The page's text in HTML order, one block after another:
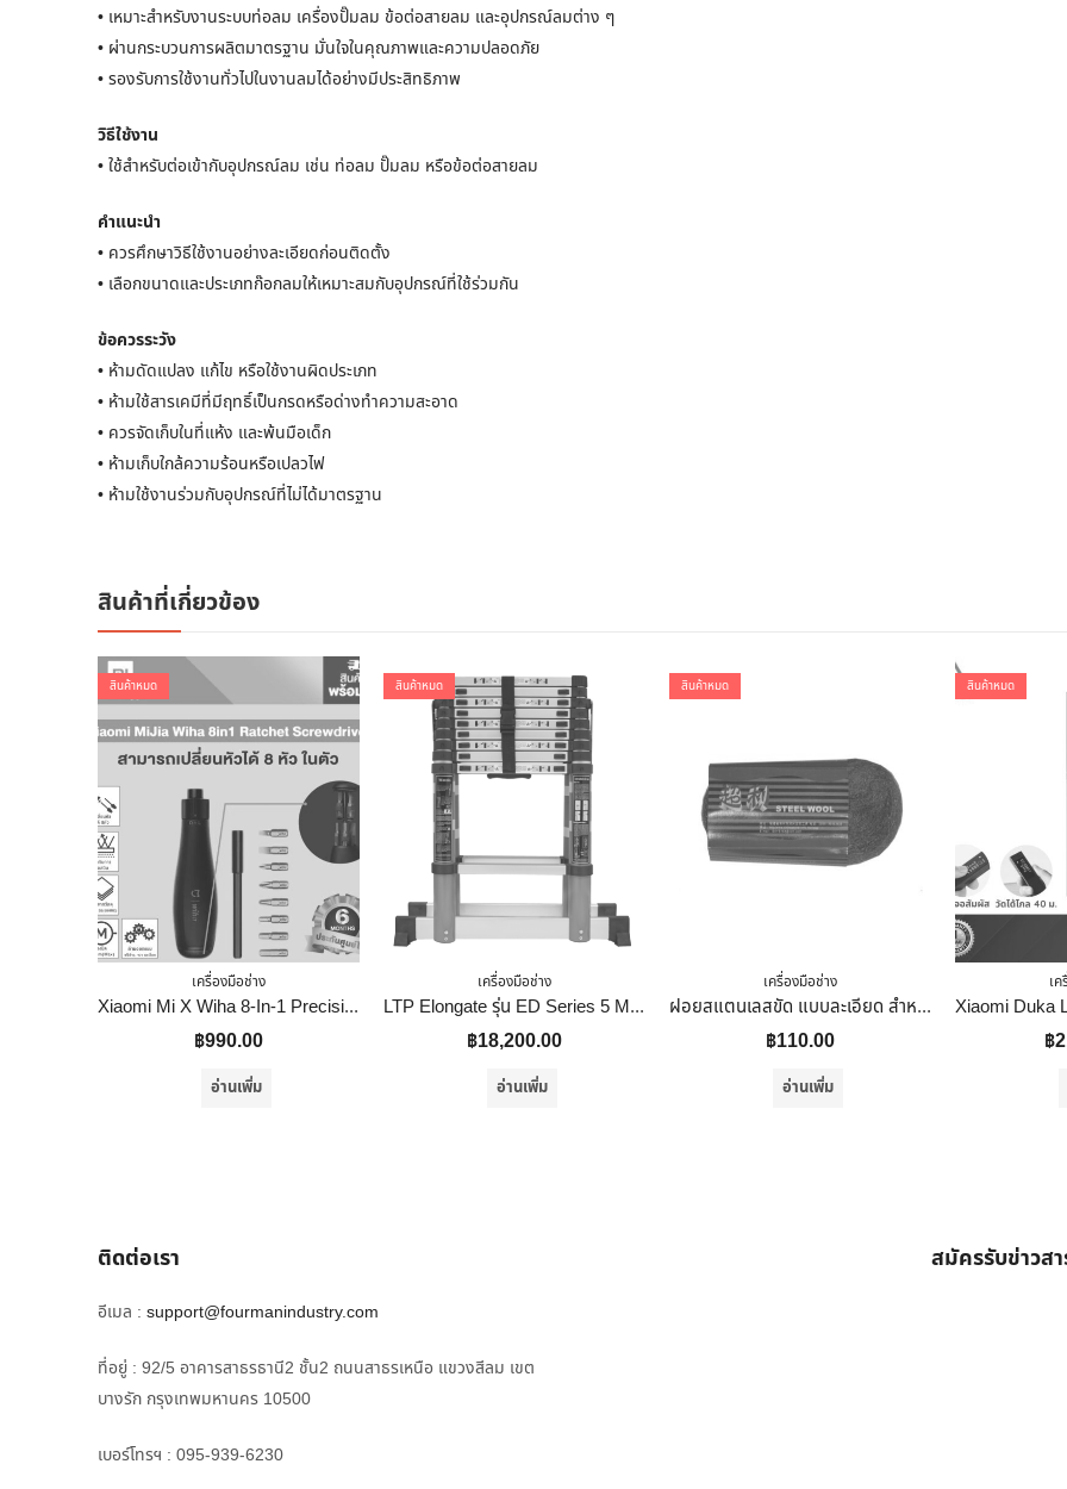
• เหมาะสำหรับงานระบบท่อลม เครื่องปั๊มลม ข้อต่อสายลม และอุปกรณ์ลมต่าง ๆ
• ผ่านกระบวนการผลิตมาตรฐาน มั่นใจในคุณภาพและความปลอดภัย
• รองรับการใช้งานทั่วไปในงานลมได้อย่างมีประสิทธิภาพ
วิธีใช้งาน
• ใช้สำหรับต่อเข้ากับอุปกรณ์ลม เช่น ท่อลม ปั๊มลม หรือข้อต่อสายลม
คำแนะนำ
• ควรศึกษาวิธีใช้งานอย่างละเอียดก่อนติดตั้ง
• เลือกขนาดและประเภทก๊อกลมให้เหมาะสมกับอุปกรณ์ที่ใช้ร่วมกัน
ข้อควรระวัง
• ห้ามดัดแปลง แก้ไข หรือใช้งานผิดประเภท
• ห้ามใช้สารเคมีที่มีฤทธิ์เป็นกรดหรือด่างทำความสะอาด
• ควรจัดเก็บในที่แห้ง และพ้นมือเด็ก
• ห้ามเก็บใกล้ความร้อนหรือเปลวไฟ
• ห้ามใช้งานร่วมกับอุปกรณ์ที่ไม่ได้มาตรฐาน
สินค้าที่เกี่ยวข้อง
สินค้าหมด
เครื่องมือช่าง
Xiaomi Mi X Wiha 8-In-1 Precision Screwdriver ชุดไขควง 8-In-1 – Global Version ประกันศูนย์ไทย 6เดือน
฿990.00
อ่านเพิ่ม
สินค้าหมด
เครื่องมือช่าง
LTP Elongate รุ่น ED Series 5 M. บันไดอลูมิเนียม บันได ช่าง อเนกประสงค์ Ladder
฿18,200.00
อ่านเพิ่ม
สินค้าหมด
เครื่องมือช่าง
ฝอยสแตนเลสขัด แบบละเอียด สำหรับ ขัดหิน หินอ่อน หินแกรนิต ขัดโลหะ อื่น ๆ
฿110.00
อ่านเพิ่ม
สินค้าหมด
เ
฿
ติดต่อเรา
อีเมล : support@fourmanindustry.com
ที่อยู่ : 92/5 อาคารสาธรธานี2 ชั้น2 ถนนสาธรเหนือ แขวงสีลม เขต
บางรัก กรุงเทพมหานคร 10500
เบอร์โทรฯ : 095-939-6230
สมัครรับข่าวสา